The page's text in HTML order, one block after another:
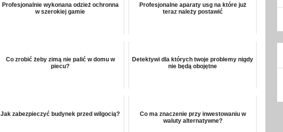
Profesjonalnie wykonana odzież ochronna
w szerokiej gamie
Profesjonalne aparaty usg na które już
teraz należy postawić
Co zrobić żeby zimą nie palić w domu w
piecu?
Detektywi dla których twoje problemy nigdy
nie będą obojętne
Jak zabezpieczyć budynek przed wilgocią?
Co ma znaczenie przy inwestowaniu w
waluty alternatywne?